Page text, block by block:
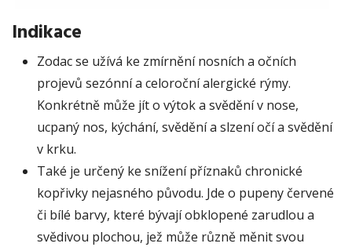
Indikace
Zodac se užívá ke zmírnění nosních a očních
projevů sezónní a celoroční alergické rýmy.
Konkrétně může jít o výtok a svědění v nose,
ucpaný nos, kýchání, svědění a slzení očí a svědění
v krku.
Také je určený ke snížení příznaků chronické
kopřivky nejasného původu. Jde o pupeny červené
či bílé barvy, které bývají obklopené zarudlou a
svědivou plochou, jež může různě měnit svou